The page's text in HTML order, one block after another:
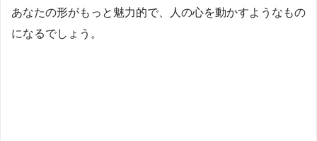
あなたの形がもっと魅力的で、人の心を動かすようなもの
になるでしょう。